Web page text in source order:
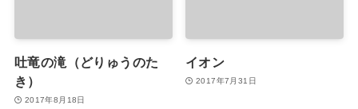
吐竜の滝（どりゅうのた
き）
2017年8月18日
イオン
2017年7月31日